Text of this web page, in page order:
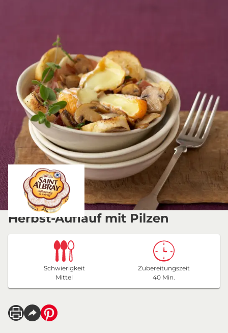
Herbst-Auflauf mit Pilzen
Schwierigkeit
Mittel
Zubereitungszeit
40 Min.